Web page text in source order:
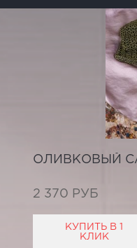
ОЛИВКОВЫЙ
2 370 РУБ
КУПИТЬ В 1
КЛИК